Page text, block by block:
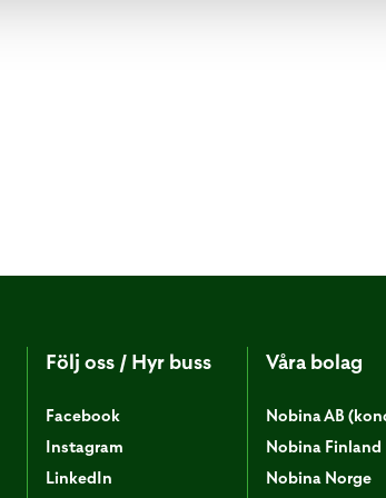
Följ oss / Hyr buss
Facebook
Instagram
LinkedIn
Våra bolag
Nobina AB
Nobina Finland
Nobina Norge